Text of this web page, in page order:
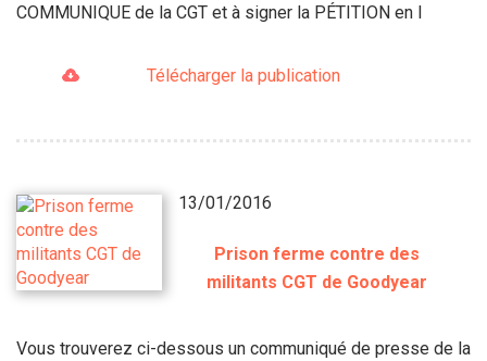
COMMUNIQUE de la CGT et à signer la PÉTITION en l
Télécharger la publication
13/01/2016
Prison ferme contre des
militants CGT de Goodyear
Vous trouverez ci-dessous un communiqué de presse de la